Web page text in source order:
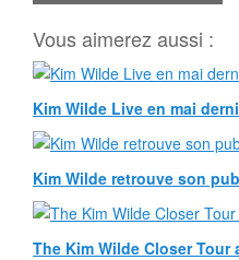
Vous aimerez aussi :
Kim Wilde Live en mai
Kim Wilde retrouve son
The Kim Wilde Closer Tour